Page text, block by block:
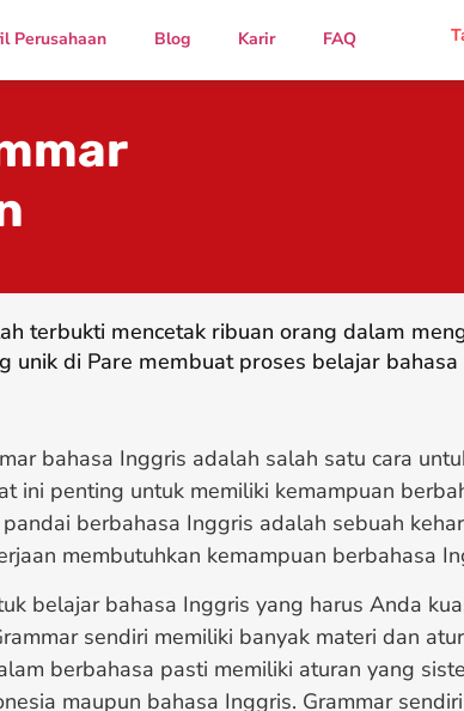
Perusahaan Blog Karir FAQ
terbukti mencetak ribuan orang dalam
unik di Pare membuat proses belajar
bahasa Inggris adalah salah satu cara
ini penting untuk memiliki kemampuan
berbahasa Inggris adalah sebuah
membutuhkan kemampuan berbahasa
belajar bahasa Inggris yang harus Anda
sendiri memiliki banyak materi dan
berbahasa pasti memiliki aturan yang
maupun bahasa Inggris. Grammar